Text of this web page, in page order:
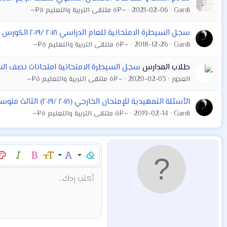
Gardi
2021-02-06 ~¤ô ملتقى التربية والتعليم ô¤~
سجل السيطرة الامتحانية للعام الدراسي ٢٠١٨ /٢٠١٩ الكورس الاول
Gardi
2018-12-26 ~¤ô ملتقى التربية والتعليم ô¤~
طلاب المدارس سجل السيطرة الامتحانية امتحانات نصف السنة
العجوز 2020-02-03 ~¤ô ملتقى التربية والتعليم ô¤~
الأسئلة التمهيدية للإمتحان الخارجي (٢٠١٨ /٢٠١٩) الثالث متوسط لجميع المواد مع أجوبة مادتي اللغة الإنكليزية والرياضيات
Gardi
2019-02-14 ~¤ô ملتقى التربية والتعليم ô¤~
إزالة التنسيقعائلة الخط
Arial
Book Antiqua
حجم الخط
9
10
غامق مائل
نص مخفي مضمن
إقتباسشراء المنتجMod:Alert
Mod:Warning
Mod:Infoإدراج خط أفقي
محتوى مخفي
كودأكتب ردك...